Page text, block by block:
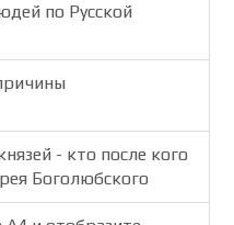
по Русской
- кто после кого
Боголюбского